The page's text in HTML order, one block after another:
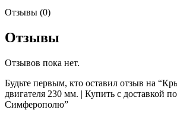
Отзывы (0)
Отзывы
Отзывов пока нет.
Будьте первым, кто оставил отзыв на
двигателя 230 мм. | Купить с доставкой
Симферополю”